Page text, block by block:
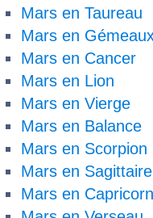
Mars en Taureau
Mars en
Mars en Cancer
Mars en Lion
Mars en Vierge
Mars en Balance
Mars en Scorpion
Mars en Sagittaire
Mars en